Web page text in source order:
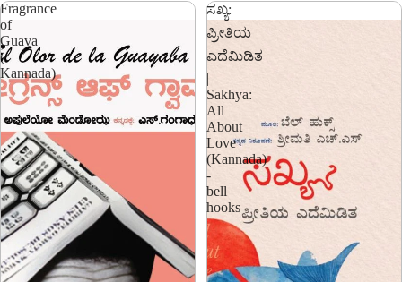
Fragrance
of
Guava
(
Kannada)
ಸಖ್ಯ:
ಪ್ರೀತಿಯ
ಎದೆಮಿಡಿತ
|
Sakhya:
All
About
Love
(Kannada)
-
bell
hooks